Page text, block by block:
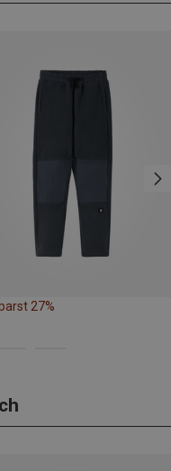
27%